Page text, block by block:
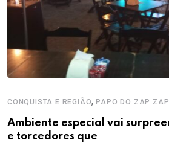
CONQUISTA E REGIÃO,PAPO DO ZAP ZAP
Ambiente especial vai
e torcedores que